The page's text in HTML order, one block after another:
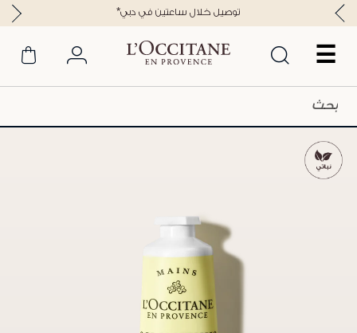
☰
*توصيل خلال ساعتين في دبي